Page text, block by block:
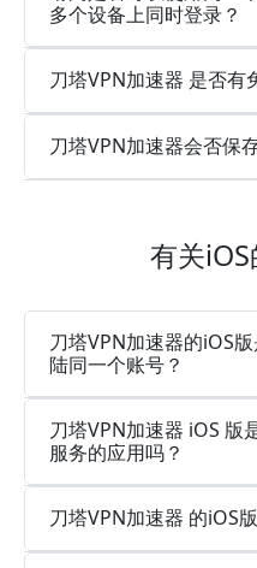
多个设备上同时登录？
刀塔VPN加速器 是否有
刀塔VPN加速器会否保
有关
刀塔VPN加速器的iOS
陆同一个账号？
刀塔VPN加速器 iOS 版
服务的应用吗？
刀塔VPN加速器 的iOS